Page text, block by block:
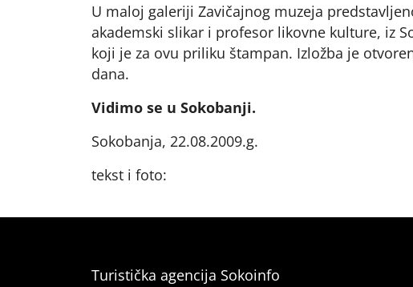
U maloj galeriji Zavičajnog muzeja
akademski slikar i profesor likovne kulture, iz
koji je za ovu priliku štampan. Izložba je
dana.
Vidimo se u Sokobanji.
Sokobanja, 22.08.2009.g.
tekst i foto:
Turistička agencija Sokoinfo